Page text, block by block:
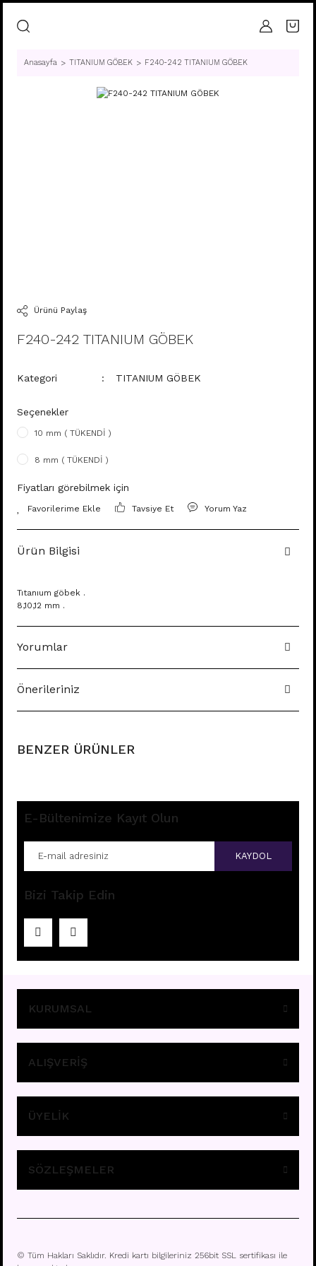
Anasayfa TITANIUM GÖBEK F240-242 TITANIUM GÖBEK
Ürünü Paylaş
F240-242 TITANIUM GÖBEK
Kategori TITANIUM GÖBEK
Seçenekler
10 mm ( TÜKENDİ )
8 mm ( TÜKENDİ )
Fiyatları görebilmek için
Tavsiye Et Yorum Yaz
Ürün Bilgisi
Tıtanıum göbek .
8,10,12 mm .
Yorumlar
Önerileriniz
BENZER ÜRÜNLER
Fiyatları görebilmek içinüye girişi yapınız.
E-Bültenimize Kayıt Olun
KAYDOL
Bizi Takip Edin
KURUMSAL
ALIŞVERİŞ
ÜYELİK
SÖZLEŞMELER
© Tüm Hakları Saklıdır. Kredi kartı bilgileriniz 256bit SSL sertifikası ile